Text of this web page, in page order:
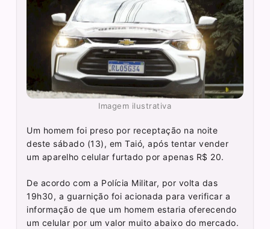
Imagem ilustrativa
Um homem foi preso por receptação na noite
deste sábado (13), em Taió, após tentar vender
um aparelho celular furtado por apenas R$ 20.
De acordo com a Polícia Militar, por volta das
19h30, a guarnição foi acionada para verificar a
informação de que um homem estaria oferecendo
um celular por um valor muito abaixo do mercado.